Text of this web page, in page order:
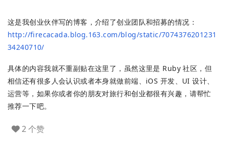
这是我创业伙伴写的博客，介绍了创业团队和招募的情况：
http://firecacada.blog.163.com/blog/static/7074376201231
34240710/
具体的内容我就不重副贴在这里了，虽然这里是 Ruby 社区，但
相信还有很多人会认识或者本身就做前端、iOS 开发、UI 设计、
运营等，如果你或者你的朋友对旅行和创业都很有兴趣，请帮忙
推荐一下吧。
2 个赞